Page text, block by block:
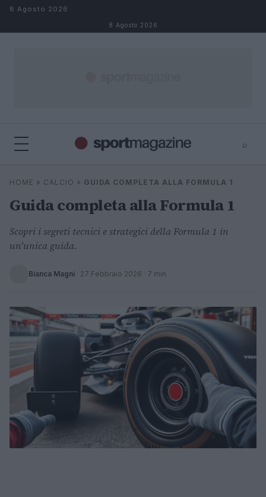
Salta al contenuto
8 Agosto 2026
8 Agosto 2026
⌕
Cerca
⌕
HOME » CALCIO » GUIDA COMPLETA ALLA FORMULA 1
Guida completa alla Formula 1
Scopri i segreti tecnici e strategici della Formula 1 in
un'unica guida.
Bianca Magni · 27 Febbraio 2026 · 7 min